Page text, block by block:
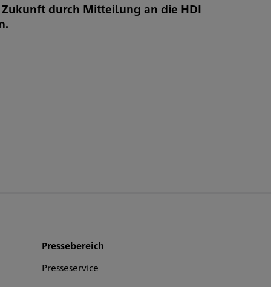
durch Mitteilung an die HDI
Pressebereich
Presseservice